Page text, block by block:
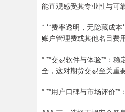
能直观感受其专业性与可靠
* **费率透明，无隐藏成本
账户管理费或其他名目费
* **交易软件与体验**：稳
全，这对期货交易至关重要
* **用户口碑与市场评价**